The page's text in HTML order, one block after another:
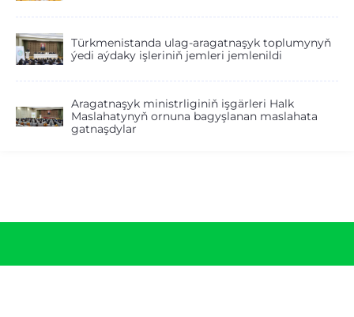
Türkmenistanda ulag-aragatnaşyk toplumynyň
ýedi aýdaky işleriniň jemleri jemlenildi
Aragatnaşyk ministrliginiň işgärleri Halk
Maslahatynyň ornuna bagyşlanan maslahata
gatnaşdylar